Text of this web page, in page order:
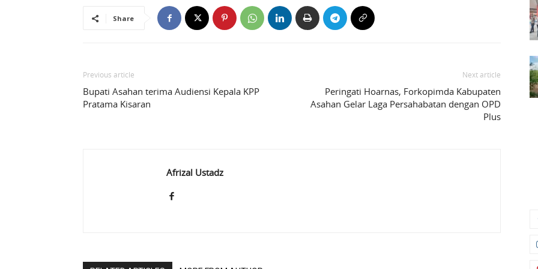
Share
Previous article
Bupati Asahan terima Audiensi Kepala KPP
Pratama Kisaran
Next article
Peringati Hoarnas, Forkopimda Kabupaten
Asahan Gelar Laga Persahabatan dengan OPD
Plus
Afrizal Ustadz